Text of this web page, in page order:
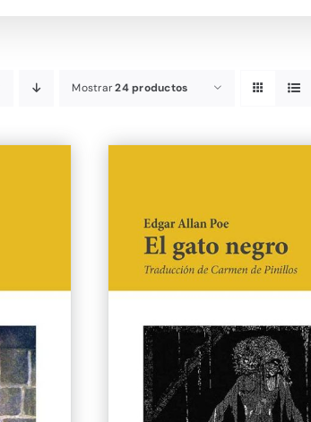
Mostrar24 productos